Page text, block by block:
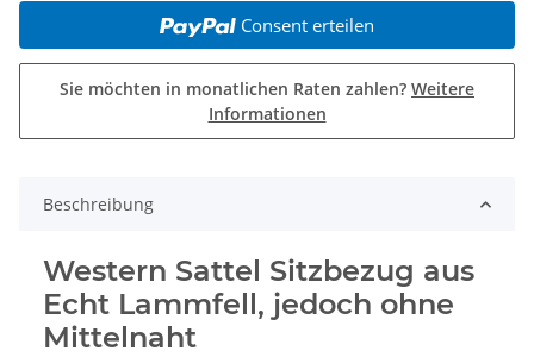
Consent erteilen
Sie möchten in monatlichen Raten zahlen? Weitere
Informationen
Beschreibung
Western Sattel Sitzbezug aus
Echt Lammfell, jedoch ohne
Mittelnaht